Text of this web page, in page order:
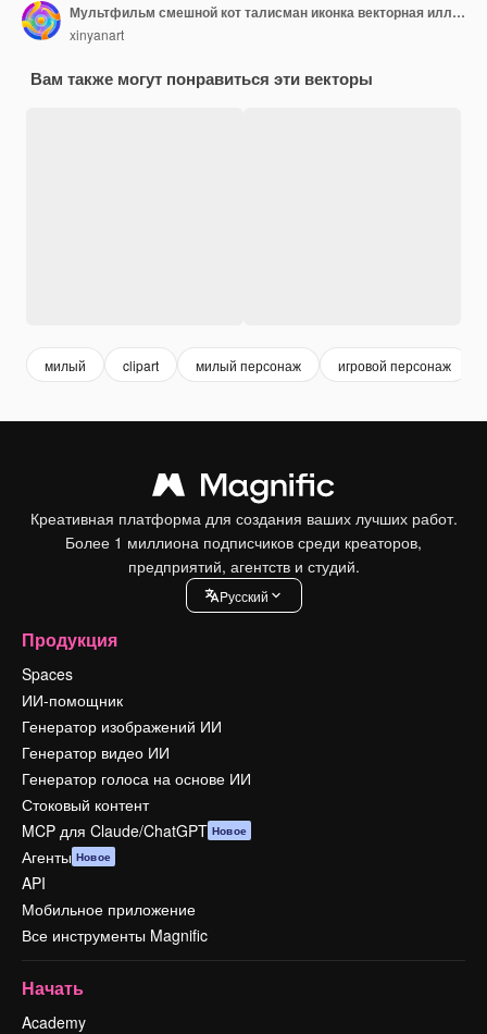
Мультфильм смешной кот талисман иконка векторная иллюстрация дизайн концепции персонажа животного
xinyanart
Вам также могут понравиться эти векторы
милый clipart милый персонаж игровой персонаж
Креативная платформа для создания ваших лучших работ.
Более 1 миллиона подписчиков среди креаторов,
предприятий, агентств и студий.
Pусский
Продукция
Spaces
ИИ-помощник
Генератор изображений ИИ
Генератор видео ИИ
Генератор голоса на основе ИИ
Стоковый контент
MCP для Claude/ChatGPT Новое
Агенты Новое
API
Мобильное приложение
Все инструменты Magnific
Начать
Academy